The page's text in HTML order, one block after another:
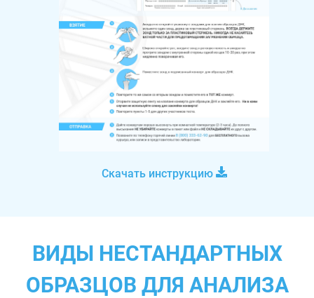
Скачать инструкцию
ВИДЫ НЕСТАНДАРТНЫХ
ОБРАЗЦОВ ДЛЯ АНАЛИЗА